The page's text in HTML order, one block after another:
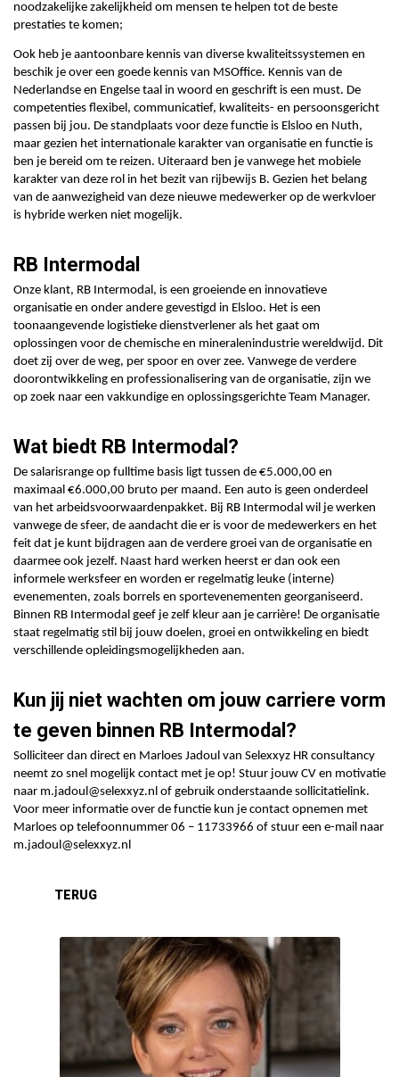
noodzakelijke zakelijkheid om mensen te helpen tot de beste
prestaties te komen;
Ook heb je aantoonbare kennis van diverse kwaliteitssystemen en
beschik je over een goede kennis van MSOffice. Kennis van de
Nederlandse en Engelse taal in woord en geschrift is een must. De
competenties flexibel, communicatief, kwaliteits- en persoonsgericht
passen bij jou. De standplaats voor deze functie is Elsloo en Nuth,
maar gezien het internationale karakter van organisatie en functie is
ben je bereid om te reizen. Uiteraard ben je vanwege het mobiele
karakter van deze rol in het bezit van rijbewijs B. Gezien het belang
van de aanwezigheid van deze nieuwe medewerker op de werkvloer
is hybride werken niet mogelijk.
RB Intermodal
Onze klant, RB Intermodal, is een groeiende en innovatieve
organisatie en onder andere gevestigd in Elsloo. Het is een
toonaangevende logistieke dienstverlener als het gaat om
oplossingen voor de chemische en mineralenindustrie wereldwijd. Dit
doet zij over de weg, per spoor en over zee. Vanwege de verdere
doorontwikkeling en professionalisering van de organisatie, zijn we
op zoek naar een vakkundige en oplossingsgerichte Team Manager.
Wat biedt RB Intermodal?
De salarisrange op fulltime basis ligt tussen de €5.000,00 en
maximaal €6.000,00 bruto per maand. Een auto is geen onderdeel
van het arbeidsvoorwaardenpakket. Bij RB Intermodal wil je werken
vanwege de sfeer, de aandacht die er is voor de medewerkers en het
feit dat je kunt bijdragen aan de verdere groei van de organisatie en
daarmee ook jezelf. Naast hard werken heerst er dan ook een
informele werksfeer en worden er regelmatig leuke (interne)
evenementen, zoals borrels en sportevenementen georganiseerd.
Binnen RB Intermodal geef je zelf kleur aan je carrière! De organisatie
staat regelmatig stil bij jouw doelen, groei en ontwikkeling en biedt
verschillende opleidingsmogelijkheden aan.
Kun jij niet wachten om jouw carriere vorm
te geven binnen RB Intermodal?
Solliciteer dan direct en Marloes Jadoul van Selexxyz HR consultancy
neemt zo snel mogelijk contact met je op! Stuur jouw CV en motivatie
naar m.jadoul@selexxyz.nl of gebruik onderstaande sollicitatielink.
Voor meer informatie over de functie kun je contact opnemen met
Marloes op telefoonnummer 06 – 11733966 of stuur een e-mail naar
m.jadoul@selexxyz.nl